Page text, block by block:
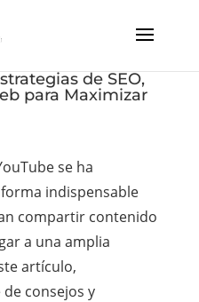
de SEO,
para Maximizar
se ha
indispensable
compartir contenido
a una amplia
artículo,
consejos y